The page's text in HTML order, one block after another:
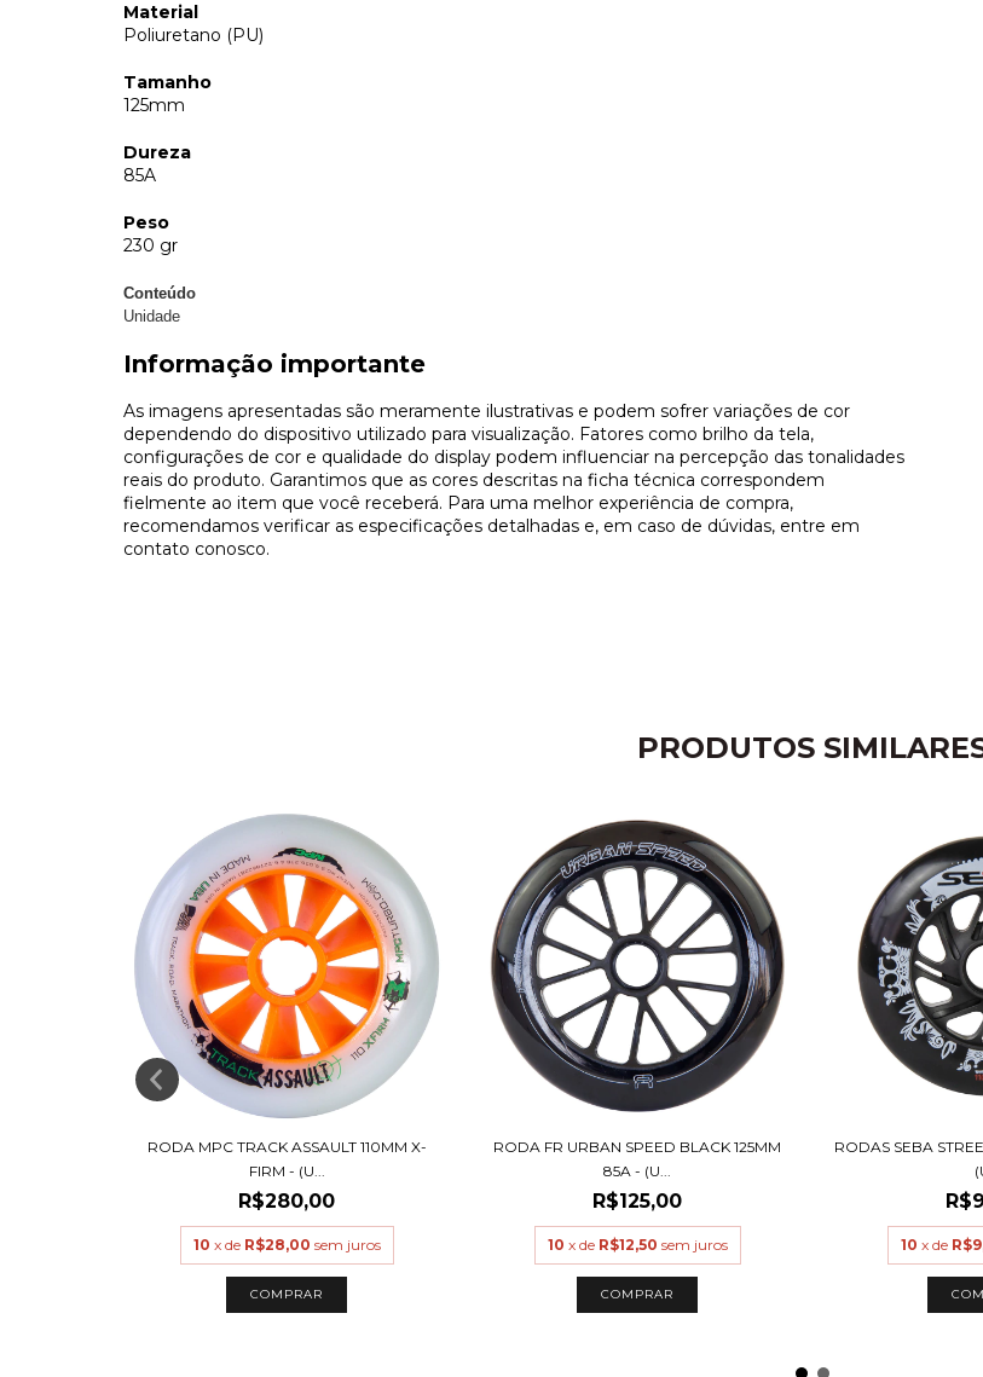
Material
Poliuretano (PU)
Tamanho
125mm
Dureza
85A
Peso
230 gr
Conteúdo
Unidade
Informação importante
As imagens apresentadas são meramente ilustrativas e podem sofrer variações de cor
dependendo do dispositivo utilizado para visualização. Fatores como brilho da tela,
configurações de cor e qualidade do display podem influenciar na percepção das tonalidades
reais do produto. Garantimos que as cores descritas na ficha técnica correspondem
fielmente ao item que você receberá. Para uma melhor experiência de compra,
recomendamos verificar as especificações detalhadas e, em caso de dúvidas, entre em
contato conosco.
PRODUTOS
RODA MPC TRACK ASSAULT 110MM X-
FIRM - (U...
R$280,00
10 x de R$28,00 sem juros
RODA FR URBAN SPEED BLACK 125MM
85A - (U...
R$125,00
10 x de R$12,50 sem juros
COMPRAR
RODAS SEBA
10 x de